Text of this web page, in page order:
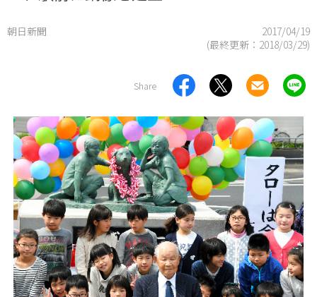
朝日新聞
2017/04/19
(最終更新： 2018/03/29)
Share